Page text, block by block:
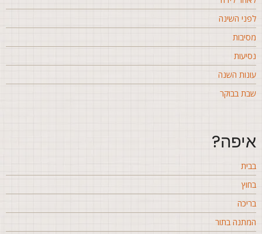
השינה
השנה
בבוקר
בתור